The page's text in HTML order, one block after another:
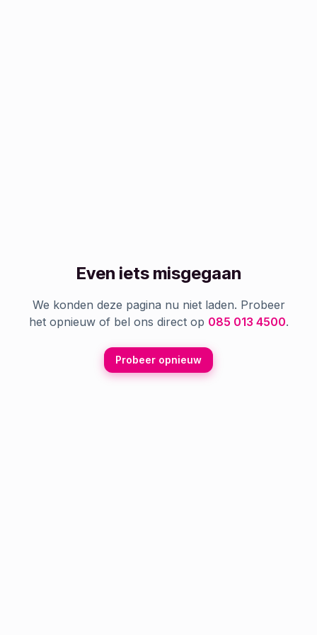
Even iets misgegaan
We konden deze pagina nu niet laden. Probeer
het opnieuw of bel ons direct op 085 013 4500.
Probeer opnieuw